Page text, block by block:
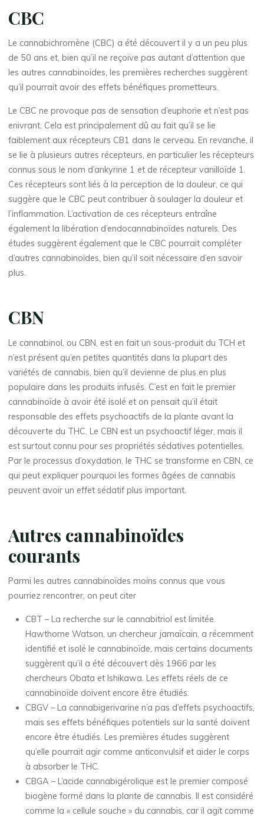
CBC
Le cannabichromène (CBC) a été découvert il y a un peu plus
de 50 ans et, bien qu’il ne reçoive pas autant d’attention que
les autres cannabinoïdes, les premières recherches suggèrent
qu’il pourrait avoir des effets bénéfiques prometteurs.
Le CBC ne provoque pas de sensation d’euphorie et n’est pas
enivrant. Cela est principalement dû au fait qu’il se lie
faiblement aux récepteurs CB1 dans le cerveau. En revanche, il
se lie à plusieurs autres récepteurs, en particulier les récepteurs
connus sous le nom d’ankyrine 1 et de récepteur vanilloïde 1.
Ces récepteurs sont liés à la perception de la douleur, ce qui
suggère que le CBC peut contribuer à soulager la douleur et
l’inflammation. L’activation de ces récepteurs entraîne
également la libération d’endocannabinoïdes naturels. Des
études suggèrent également que le CBC pourrait compléter
d’autres cannabinoïdes, bien qu’il soit nécessaire d’en savoir
plus.
CBN
Le cannabinol, ou CBN, est en fait un sous-produit du TCH et
n’est présent qu’en petites quantités dans la plupart des
variétés de cannabis, bien qu’il devienne de plus en plus
populaire dans les produits infusés. C’est en fait le premier
cannabinoïde à avoir été isolé et on pensait qu’il était
responsable des effets psychoactifs de la plante avant la
découverte du THC. Le CBN est un psychoactif léger, mais il
est surtout connu pour ses propriétés sédatives potentielles.
Par le processus d’oxydation, le THC se transforme en CBN, ce
qui peut expliquer pourquoi les formes âgées de cannabis
peuvent avoir un effet sédatif plus important.
Autres cannabinoïdes
courants
Parmi les autres cannabinoïdes moins connus que vous
pourriez rencontrer, on peut citer
CBT – La recherche sur le cannabitriol est limitée.
Hawthorne Watson, un chercheur jamaïcain, a récemment
identifié et isolé le cannabinoïde, mais certains documents
suggèrent qu’il a été découvert dès 1966 par les
chercheurs Obata et Ishikawa. Les effets réels de ce
cannabinoïde doivent encore être étudiés.
CBGV – La cannabigerivarine n’a pas d’effets psychoactifs,
mais ses effets bénéfiques potentiels sur la santé doivent
encore être étudiés. Les premières études suggèrent
qu’elle pourrait agir comme anticonvulsif et aider le corps
à absorber le THC.
CBGA – L’acide cannabigérolique est le premier composé
biogène formé dans la plante de cannabis. Il est considéré
comme la « cellule souche » du cannabis, car il agit comme